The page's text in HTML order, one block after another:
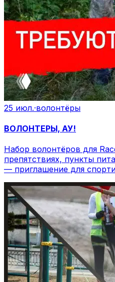
25 июл.·волонтёры
ВОЛОНТЕРЫ, АУ!
Набор волонтёров для
препятствиях, пункты
— приглашение для